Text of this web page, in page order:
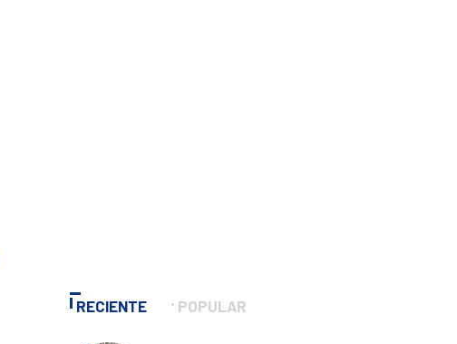
RECIENTE POPULAR